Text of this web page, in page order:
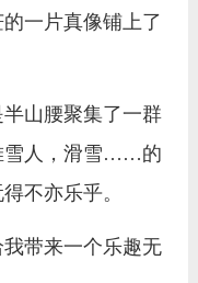
一片真像铺上了
山腰聚集了一群
雪人，滑雪……的
不亦乐乎。
带来一个乐趣无